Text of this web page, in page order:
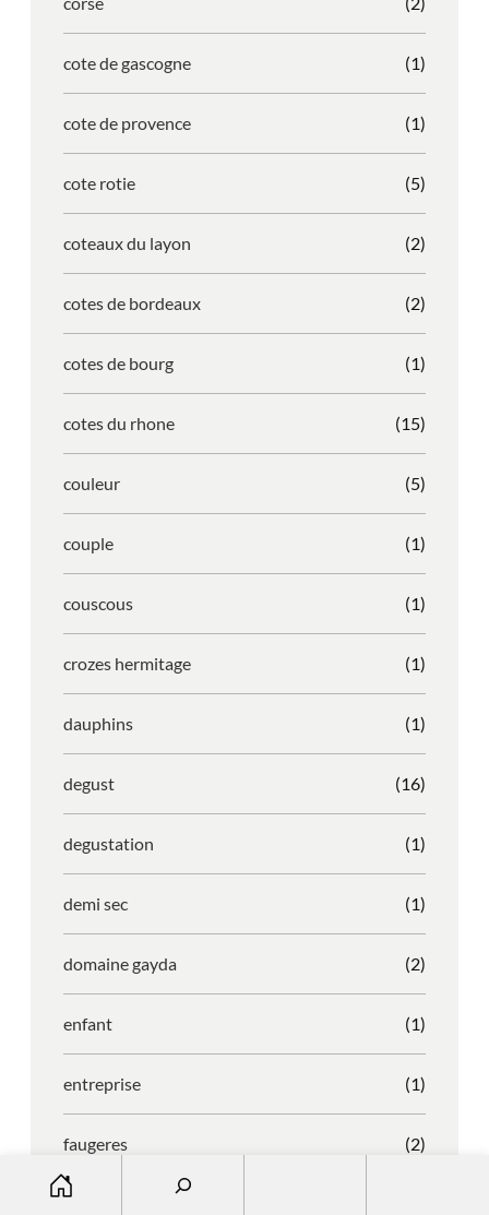
cote de gascogne (1)
cote de provence (1)
cote rotie (5)
coteaux du layon (2)
cotes de bordeaux (2)
cotes de bourg (1)
cotes du rhone (15)
couleur (5)
couple (1)
couscous (1)
crozes hermitage (1)
dauphins (1)
degust (16)
degustation (1)
demi sec (1)
domaine gayda (2)
enfant (1)
entreprise (1)
faugeres (2)
faustino